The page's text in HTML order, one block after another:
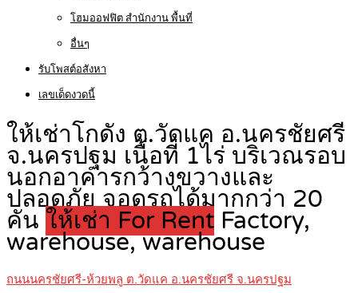
โฮมออฟฟิต สำนักงาน พื้นที่
อื่นๆ
รับโพสต์อสังหา
เลขเด็ดงวดนี้
ให้เช่าโกดัง ต.วัดแค อ.นครชัยศรี
จ.นครปฐม เนื้อที่ 1ไร่ บริเวณรอบ
นอกอาคารกว้างขวางและ
ปลอดภัย จอดรถได้มากกว่า 20
คัน ให้เช่า For Rent Factory,
warehouse, warehouse
ถนนนครชัยศรี-ห้วยพลู ต.วัดแค อ.นครชัยศรี จ.นครปฐม